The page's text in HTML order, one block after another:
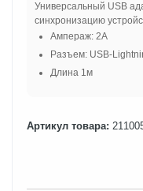
Универсальный USB
синхронизацию
Ампераж: 2A
Разъем: USB-
Длина 1м
Артикул товара: